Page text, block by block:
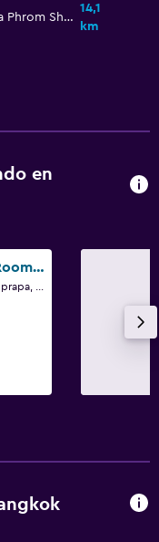
Thao Maha Phrom Shrine
14,1
km
en
Botanic Service Room At Impact Muangthongthani - Sha Certified